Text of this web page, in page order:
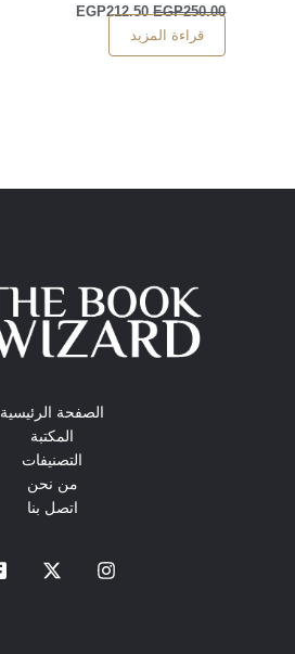
EGP250.00
EGP212.50
قراءة المزيد
الصفحة الرئيسية
المكتبة
التصنيفات
من نحن
اتصل بنا